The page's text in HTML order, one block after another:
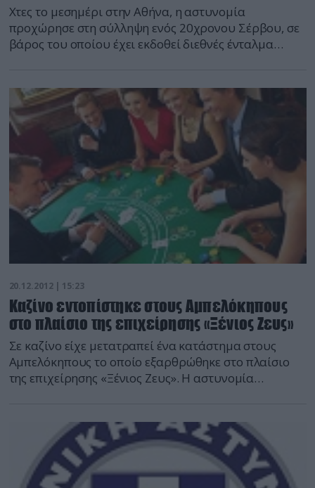
Χτες το μεσημέρι στην Αθήνα, η αστυνομία
προχώρησε στη σύλληψη ενός 20χρονου Σέρβου, σε
βάρος του οποίου έχει εκδοθεί διεθνές ένταλμα
ακόμη συνεργό του, στις 26 Φεβρουαρίου του 2012
στη Σερβία, πυροβόλησαν και τραυμάτισαν
θανάσιμα ομοεθνή τους και τραυμάτισαν […]
20.12.2012 | 15:23
Καζίνο εντοπίστηκε στους Αμπελόκηπους
στο πλαίσιο της επιχείρησης «Ξένιος Ζευς»
Σε καζίνο είχε μετατραπεί ένα κατάστημα στους
Αμπελόκηπους το οποίο εξαρθρώθηκε στο πλαίσιο
της επιχείρησης «Ξένιος Ζευς». Η αστυνομία
Στους συλληφθέντες περιλαμβάνονται μία
αλλοδαπή, προσωρινά υπεύθυνη του καταστήματος,
ένας Έλληνας υπάλληλος (που εκτελούσε χρέη
«τσιλιαδόρου») και δεκατέσσερα άτομα, που